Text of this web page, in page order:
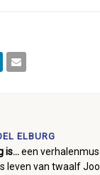
ELBURG
is...een
leven van twaalf